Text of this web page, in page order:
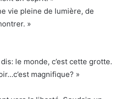
vie pleine de lumière, de
»
le monde, c’est cette grotte.
magnifique? »